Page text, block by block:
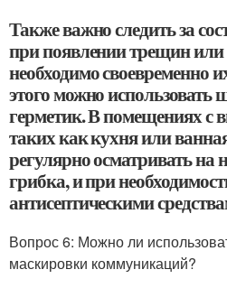
Также важно следить за
при появлении трещин или
необходимо своевременно
этого можно использовать
герметик. В помещениях с
таких как кухня или
регулярно осматривать на
грибка, и при
антисептическими
Вопрос 6: Можно ли
маскировки коммуникаций?